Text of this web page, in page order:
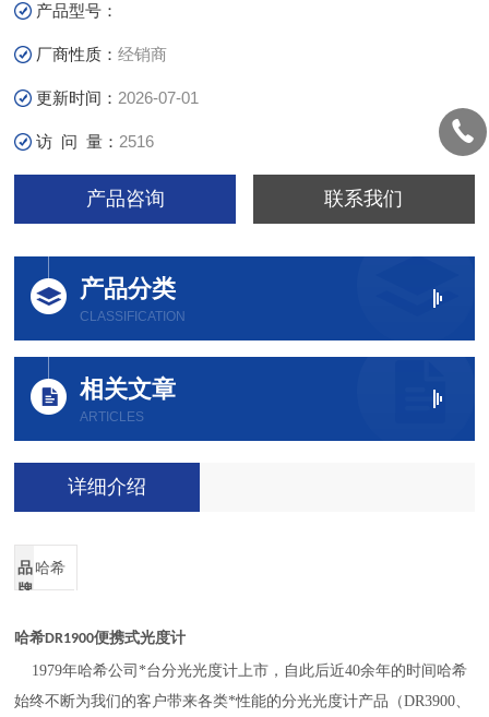
形码试剂，可配流通池模块。
产品型号：
厂商性质：经销商
更新时间： 2026-07-01
访 问 量： 2516
产品咨询 联系我们
产品分类
CLASSIFICATION
相关文章
ARTICLES
详细介绍
品
牌
哈希
哈希DR1900便携式光度计
1979年哈希公司*台分光光度计上市，自此后近40余年的时间哈希
始终不断为我们的客户带来各类*性能的分光光度计产品（DR3900、